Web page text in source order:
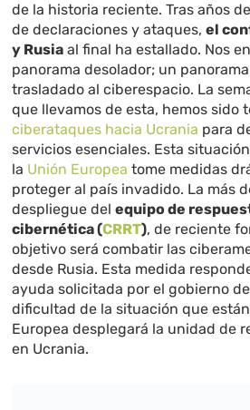
de la historia reciente. Tras años
de declaraciones y ataques,el
y Rusia al final ha estallado. Nos
panorama desolador; un
trasladado al ciberespacio. La
que llevamos de esta, hemos sido
ciberataques hacia Ucrania para
servicios esenciales. Esta
la Unión Europea tome medidas
proteger al país invadido. La más
despliegue delequipo de
cibernética (CRRT), de reciente
objetivo será combatir las
desde Rusia. Esta medida
ayuda solicitada por el gobierno
dificultad de la situación que
Europea desplegará la unidad de
en Ucrania.